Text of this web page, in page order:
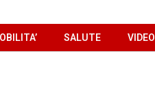
SALUTE VIDEO